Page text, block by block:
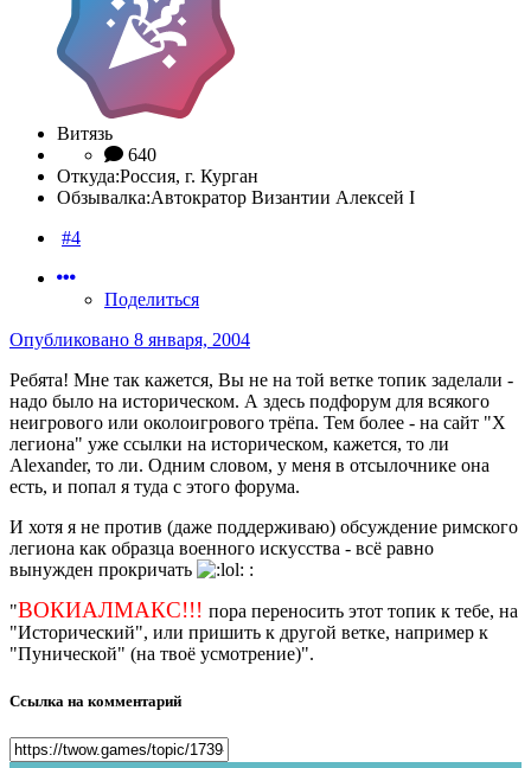
Витязь
640
Откуда:Россия, г. Курган
Обзывалка:Автократор Византии Алексей I
#4
Поделиться
Опубликовано 8 января, 2004
Ребята! Мне так кажется, Вы не на той ветке топик заделали -
надо было на историческом. А здесь подфорум для всякого
неигрового или околоигрового трёпа. Тем более - на сайт "Х
легиона" уже ссылки на историческом, кажется, то ли
Alexander, то ли. Одним словом, у меня в отсылочнике она
есть, и попал я туда с этого форума.
И хотя я не против (даже поддерживаю) обсуждение римского
легиона как образца военного искусства - всё равно
вынужден прокричать
:
"ВОКИАЛМАКС!!! пора переносить этот топик к тебе, на
"Исторический", или пришить к другой ветке, например к
"Пунической" (на твоё усмотрение)".
Ссылка на комментарий